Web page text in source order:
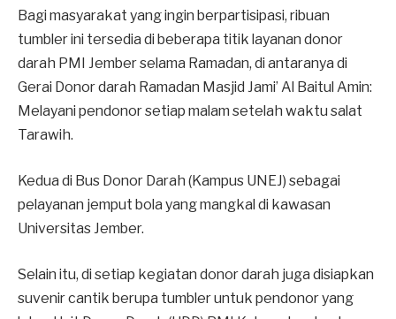
Bagi masyarakat yang ingin berpartisipasi, ribuan
tumbler ini tersedia di beberapa titik layanan donor
darah PMI Jember selama Ramadan, di antaranya di
Gerai Donor darah Ramadan Masjid Jami’ Al Baitul Amin:
Melayani pendonor setiap malam setelah waktu salat
Tarawih.
Kedua di Bus Donor Darah (Kampus UNEJ) sebagai
pelayanan jemput bola yang mangkal di kawasan
Universitas Jember.
Selain itu, di setiap kegiatan donor darah juga disiapkan
suvenir cantik berupa tumbler untuk pendonor yang